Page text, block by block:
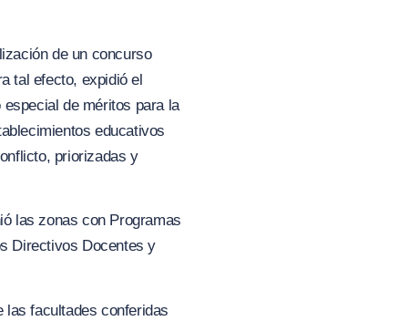
de un concurso
tal efecto, expidió el
de méritos para la
educativos
priorizadas y
las zonas con Programas
Directivos Docentes y
las facultades conferidas